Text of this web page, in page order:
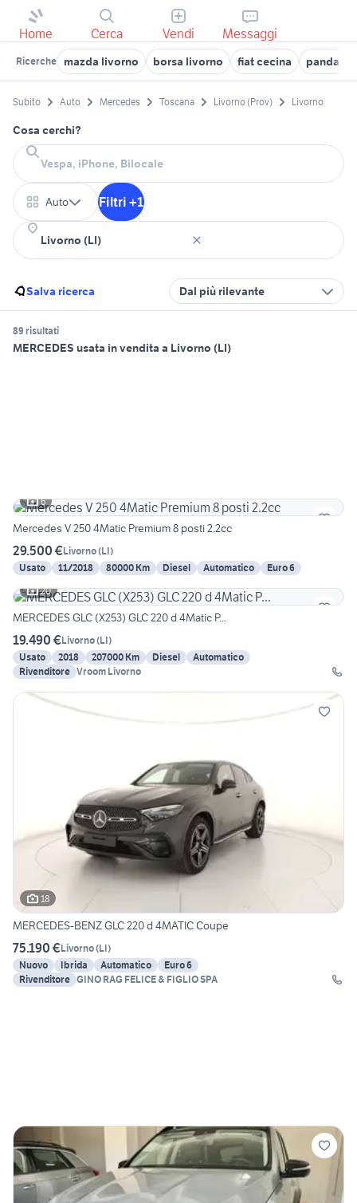
Home Cerca Vendi Messaggi
Ricerche mazda livorno borsa livorno fiat cecina panda
Subito Auto Mercedes Toscana Livorno (Prov) Livorno
Cosa cerchi?
Auto Filtri +1
Salva ricerca Dal più rilevante
89 risultati
MERCEDES usata in vendita a Livorno (LI)
6
Mercedes V 250 4Matic Premium 8 posti 2.2cc
29.500 €Livorno(LI)
Usato
11/2018 80000 Km Diesel Automatico
Euro 6
20
MERCEDES GLC (X253) GLC 220 d 4Matic P...
19.490 €Livorno(LI)
Usato
2018 207000 Km Diesel
Automatico
Rivenditore Vroom Livorno
18
MERCEDES-BENZ GLC 220 d 4MATIC Coupe
75.190 €Livorno(LI)
Nuovo
Ibrida Automatico
Euro 6
Rivenditore GINO RAG FELICE & FIGLIO SPA